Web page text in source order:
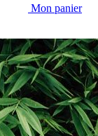
Mon panier